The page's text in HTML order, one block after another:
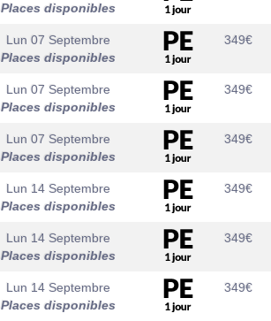
Places disponibles
Lun 07 Septembre
Places disponibles
349€
Lun 07 Septembre
Places disponibles
349€
Lun 07 Septembre
Places disponibles
349€
Lun 14 Septembre
Places disponibles
349€
Lun 14 Septembre
Places disponibles
349€
Lun 14 Septembre
Places disponibles
349€